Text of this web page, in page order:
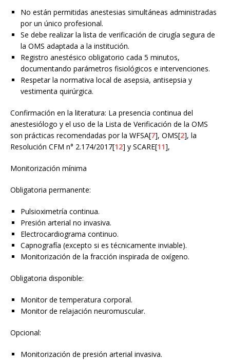
No están permitidas anestesias simultáneas administradas
por un único profesional.
Se debe realizar la lista de verificación de cirugía segura de
la OMS adaptada a la institución.
Registro anestésico obligatorio cada 5 minutos,
documentando parámetros fisiológicos e intervenciones.
Respetar la normativa local de asepsia, antisepsia y
vestimenta quirúrgica.
Confirmación en la literatura: La presencia continua del
anestesiólogo y el uso de la Lista de Verificación de la OMS
son prácticas recomendadas por la WFSA[7], OMS[2], la
Resolución CFM n° 2.174/2017[12] y SCARE[11],
Monitorización mínima
Obligatoria permanente:
Pulsioximetría continua.
Presión arterial no invasiva.
Electrocardiograma continuo.
Capnografía (excepto si es técnicamente inviable).
Monitorización de la fracción inspirada de oxígeno.
Obligatoria disponible:
Monitor de temperatura corporal.
Monitor de relajación neuromuscular.
Opcional:
Monitorización de presión arterial invasiva.